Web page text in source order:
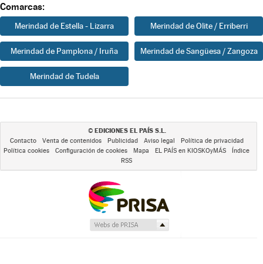
Comarcas:
Merindad de Estella - Lizarra Merindad de Olite / Erriberri
Merindad de Pamplona / Iruña Merindad de Sangüesa / Zangoza
Merindad de Tudela
© EDICIONES EL PAÍS S.L.
Contacto Venta de contenidos Publicidad Aviso legal
Política de privacidad
Política cookies
Configuración de cookies Mapa EL PAÍS en KIOSKOyMÁS
Índice
RSS